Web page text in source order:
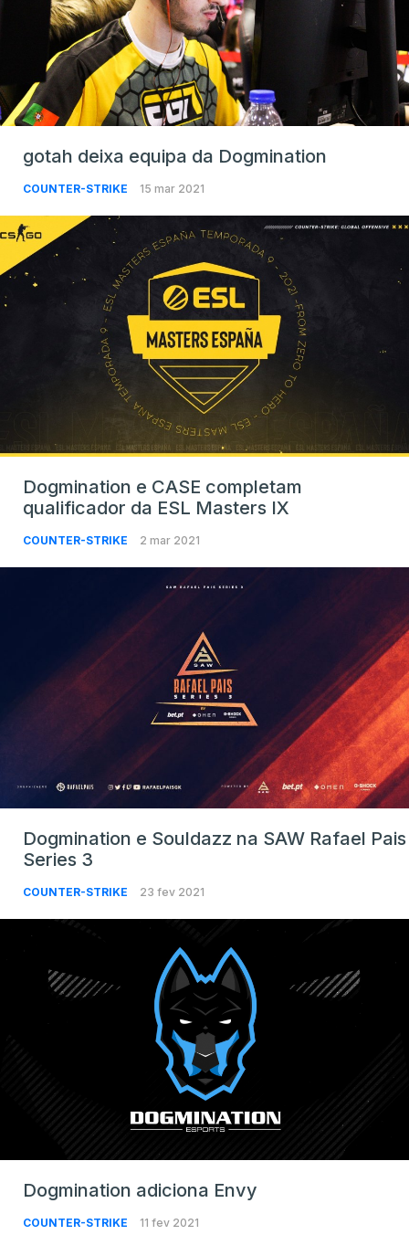
gotah deixa equipa da Dogmination
COUNTER-STRIKE 15 mar 2021
Dogmination e CASE completam
qualificador da ESL Masters IX
COUNTER-STRIKE 2 mar 2021
Dogmination e Souldazz na SAW Rafael Pais
Series 3
COUNTER-STRIKE 23 fev 2021
Dogmination adiciona Envy
COUNTER-STRIKE 11 fev 2021